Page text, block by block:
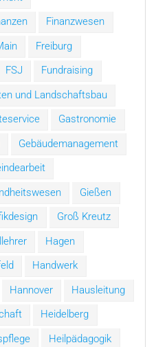
Finanzwesen
Freiburg
FSJ
Fundraising
und Landschaftsbau
Gastronomie
Gebäudemanagement
Gießen
Groß Kreutz
Hagen
Handwerk
Hannover
Hausleitung
Heidelberg
Heilpädagogik